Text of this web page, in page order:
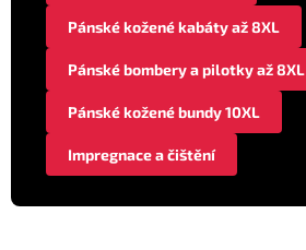
Pánské kožené kabáty až 8XL
Pánské bombery a pilotky až 8XL
Pánské kožené bundy 10XL
Impregnace a čištění